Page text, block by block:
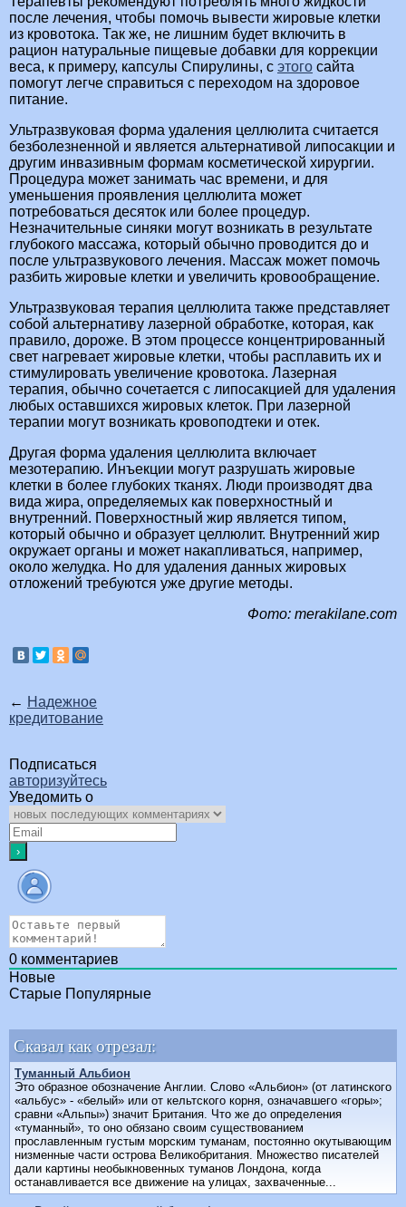
после лечения, чтобы помочь вывести жировые клетки
из кровотока. Так же, не лишним будет включить в
рацион натуральные пищевые добавки для коррекции
веса, к примеру, капсулы Спирулины, с этого сайта
помогут легче справиться с переходом на здоровое
питание.
Ультразвуковая форма удаления целлюлита считается
безболезненной и является альтернативой липосакции и
другим инвазивным формам косметической хирургии.
Процедура может занимать час времени, и для
уменьшения проявления целлюлита может
потребоваться десяток или более процедур.
Незначительные синяки могут возникать в результате
глубокого массажа, который обычно проводится до и
после ультразвукового лечения. Массаж может помочь
разбить жировые клетки и увеличить кровообращение.
Ультразвуковая терапия целлюлита также представляет
собой альтернативу лазерной обработке, которая, как
правило, дороже. В этом процессе концентрированный
свет нагревает жировые клетки, чтобы расплавить их и
стимулировать увеличение кровотока. Лазерная
терапия, обычно сочетается с липосакцией для удаления
любых оставшихся жировых клеток. При лазерной
терапии могут возникать кровоподтеки и отек.
Другая форма удаления целлюлита включает
мезотерапию. Инъекции могут разрушать жировые
клетки в более глубоких тканях. Люди производят два
вида жира, определяемых как поверхностный и
внутренний. Поверхностный жир является типом,
который обычно и образует целлюлит. Внутренний жир
окружает органы и может накапливаться, например,
около желудка. Но для удаления данных жировых
отложений требуются уже другие методы.
Фото: merakilane.com
← Надежное
кредитование
Подписаться
авторизуйтесь
Уведомить о
0 комментариев
Новые
Старые Популярные
Сказал как отрезал:
Туманный Альбион
Это образное обозначение Англии. Слово «Альбион» (от латинского
«альбус» - «белый» или от кельтского корня, означавшего «горы»;
сравни «Альпы») значит Британия. Что же до определения
«туманный», то оно обязано своим существованием
прославленным густым морским туманам, постоянно окутывающим
низменные части острова Великобритания. Множество писателей
дали картины необыкновенных туманов Лондона, когда
останавливается все движение на улицах, захваченные...